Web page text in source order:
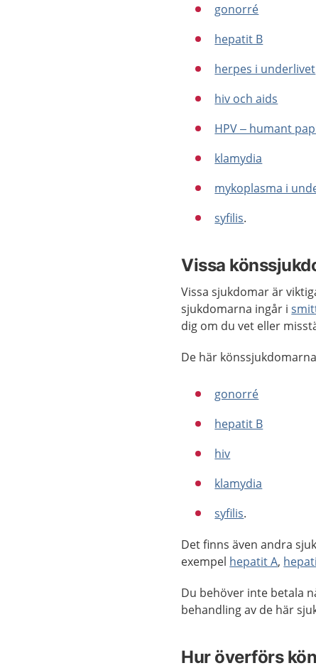
gonorré
hepatit B
herpes i underlivet
hiv och aids
HPV – humant
klamydia
mykoplasma i
syfilis.
Vissa
Vissa sjukdomar är
sjukdomarna ingår i
dig om du vet eller
De här
gonorré
hepatit B
hiv
klamydia
syfilis.
Det finns även andra
exempel hepatit A,
Du behöver inte betala
behandling av de här
Hur överförs